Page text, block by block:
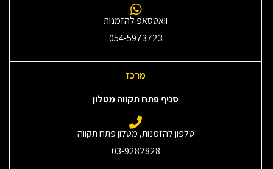
וואטסאפ להזמנות
054-5973723
מרכז
סניף פתח תקווה מטלון
טלפון להזמנות, מטלון פתח תקווה
03-9282828